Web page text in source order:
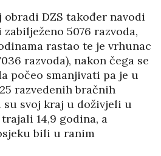
DZS također navodi
5076 razvoda,
rastao te je vrhunac
razvoda), nakon čega se
počeo smanjivati pa je u
razvedenih bračnih
su svoj kraj u doživjeli u
14,9 godina, a
bili u ranim